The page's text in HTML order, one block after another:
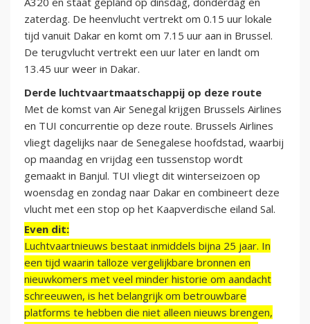
zaterdag. De heenvlucht vertrekt om 0.15 uur lokale
tijd vanuit Dakar en komt om 7.15 uur aan in Brussel.
De terugvlucht vertrekt een uur later en landt om
13.45 uur weer in Dakar.
Derde luchtvaartmaatschappij op deze route
Met de komst van Air Senegal krijgen Brussels Airlines
en TUI concurrentie op deze route. Brussels Airlines
vliegt dagelijks naar de Senegalese hoofdstad, waarbij
op maandag en vrijdag een tussenstop wordt
gemaakt in Banjul. TUI vliegt dit winterseizoen op
woensdag en zondag naar Dakar en combineert deze
vlucht met een stop op het Kaapverdische eiland Sal.
Even dit:
Luchtvaartnieuws bestaat inmiddels bijna 25 jaar. In
een tijd waarin talloze vergelijkbare bronnen en
nieuwkomers met veel minder historie om aandacht
schreeuwen, is het belangrijk om betrouwbare
platforms te hebben die niet alleen nieuws brengen,